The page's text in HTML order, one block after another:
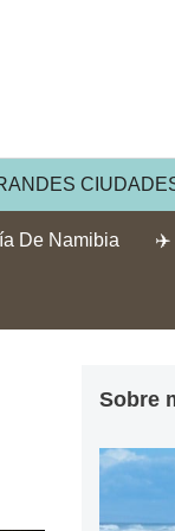
De Namibia ✈️
Sobre